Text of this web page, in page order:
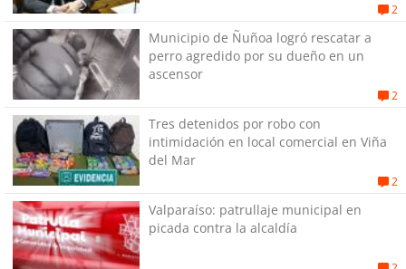
2
Municipio de Ñuñoa logró rescatar a
perro agredido por su dueño en un
ascensor
2
Tres detenidos por robo con
intimidación en local comercial en Viña
del Mar
2
Valparaíso: patrullaje municipal en
picada contra la alcaldía